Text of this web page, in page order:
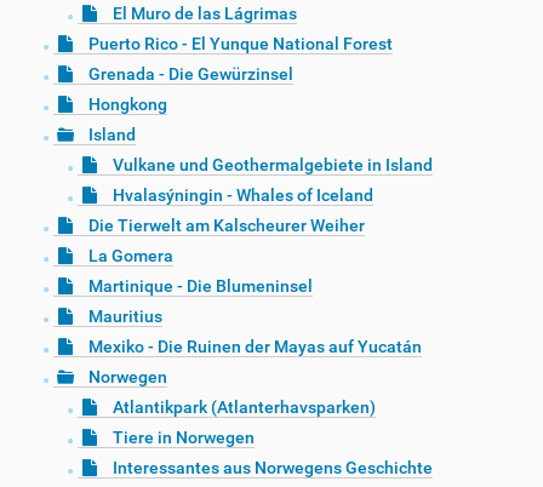
El Muro de las Lágrimas
Puerto Rico - El Yunque National Forest
Grenada - Die Gewürzinsel
Hongkong
Island
Vulkane und Geothermalgebiete in Island
Hvalasýningin - Whales of Iceland
Die Tierwelt am Kalscheurer Weiher
La Gomera
Martinique - Die Blumeninsel
Mauritius
Mexiko - Die Ruinen der Mayas auf Yucatán
Norwegen
Atlantikpark (Atlanterhavsparken)
Tiere in Norwegen
Interessantes aus Norwegens Geschichte